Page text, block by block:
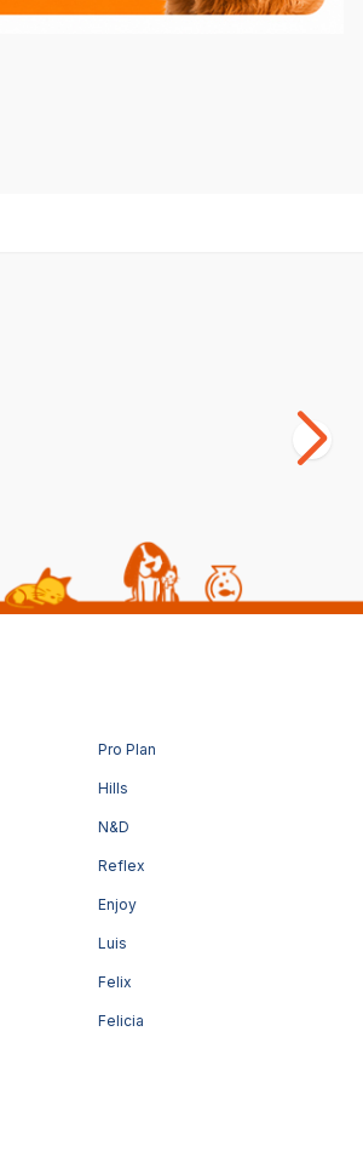
Pro Plan
Hills
N&D
Reflex
Enjoy
Luis
Felix
Felicia